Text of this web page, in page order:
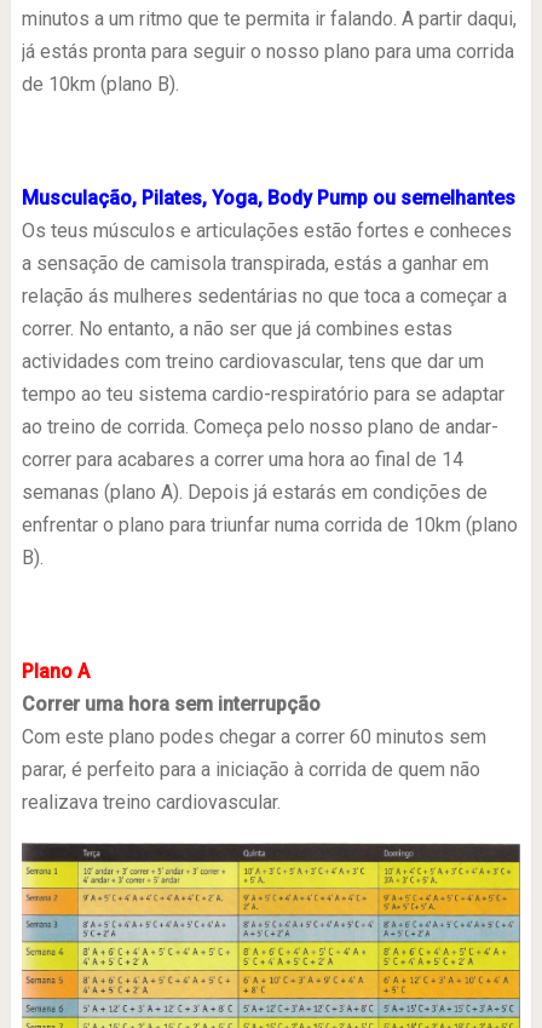
minutos a um ritmo que te permita ir falando. A partir daqui,
já estás pronta para seguir o nosso plano para uma corrida
de 10km (plano B).
Musculação, Pilates, Yoga, Body Pump ou semelhantes
Os teus músculos e articulações estão fortes e conheces
a sensação de camisola transpirada, estás a ganhar em
relação ás mulheres sedentárias no que toca a começar a
correr. No entanto, a não ser que já combines estas
actividades com treino cardiovascular, tens que dar um
tempo ao teu sistema cardio-respiratório para se adaptar
ao treino de corrida. Começa pelo nosso plano de andar-
correr para acabares a correr uma hora ao final de 14
semanas (plano A). Depois já estarás em condições de
enfrentar o plano para triunfar numa corrida de 10km (plano
B).
Plano A
Correr uma hora sem interrupção
Com este plano podes chegar a correr 60 minutos sem
parar, é perfeito para a iniciação à corrida de quem não
realizava treino cardiovascular.